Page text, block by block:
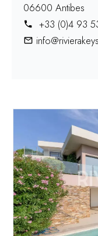
06600 Antibes
+33 (0)4 93